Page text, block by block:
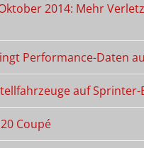
2014: Mehr
Performance-Daten
auf Sprinter-
Coupé